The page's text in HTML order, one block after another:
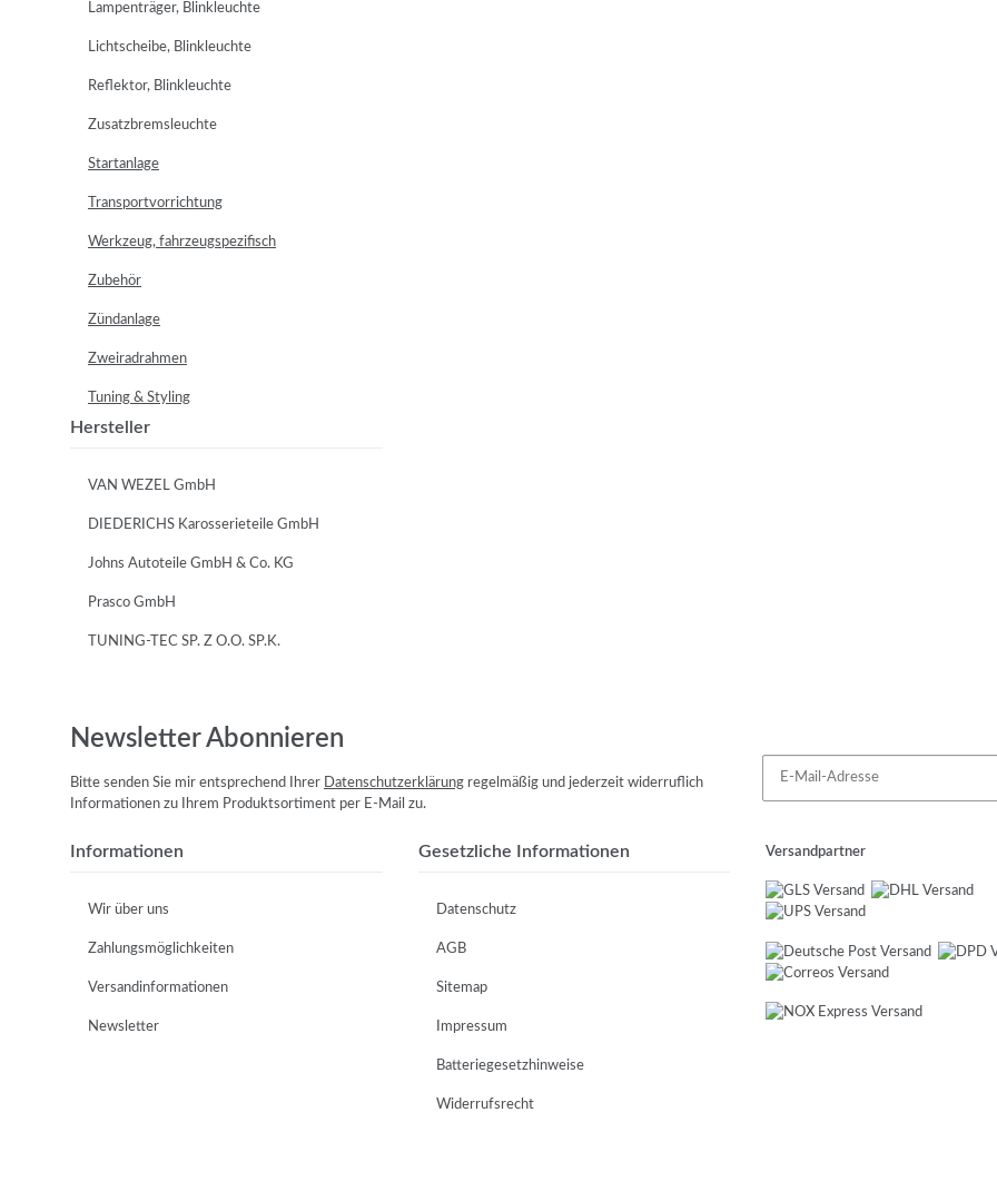
Lampenträger, Blinkleuchte
Lichtscheibe, Blinkleuchte
Reflektor, Blinkleuchte
Zusatzbremsleuchte
Startanlage
Transportvorrichtung
Werkzeug, fahrzeugspezifisch
Zubehör
Zündanlage
Zweiradrahmen
Tuning & Styling
Hersteller
VAN WEZEL GmbH
DIEDERICHS Karosserieteile GmbH
Johns Autoteile GmbH & Co. KG
Prasco GmbH
TUNING-TEC SP. Z O.O. SP.K.
Newsletter Abonnieren
Bitte senden Sie mir entsprechend Ihrer Datenschutzerklärung regelmäßig und jederzeit widerruflich
Informationen zu Ihrem Produktsortiment per E-Mail zu.
Informationen
Wir über uns
Zahlungsmöglichkeiten
Versandinformationen
Newsletter
Gesetzliche Informationen
Datenschutz
AGB
Sitemap
Impressum
Batteriegesetzhinweise
Widerrufsrecht
Versandpartner